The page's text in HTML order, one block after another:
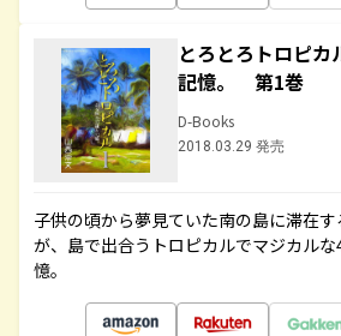
とろとろトロピ
記憶。 第1巻
D-Books
2018.03.29 発売
子供の頃から夢見ていた南の島に滞在
が、島で出合うトロピカルでマジカル
憶。